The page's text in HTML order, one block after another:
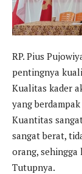
RP. Pius
pentingnya
Kualitas kader
yang
Kuantitas
sangat berat,
orang,
Tutupnya.